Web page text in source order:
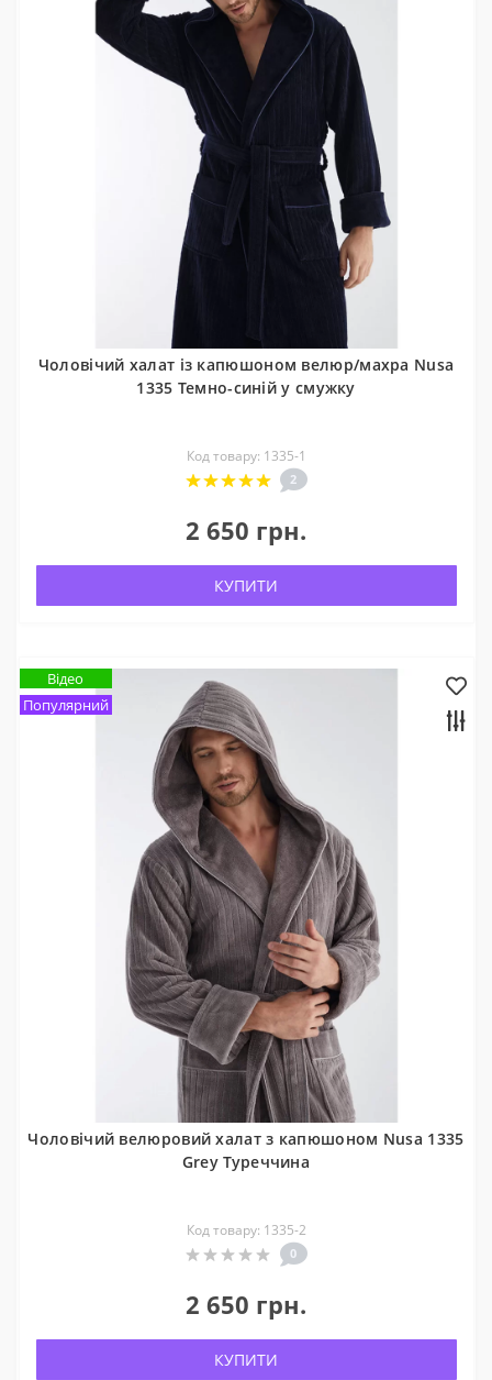
Чоловічий халат із капюшоном велюр/махра Nusa
1335 Темно-синій у смужку
Код товару: 1335-1
2
2 650 грн.
КУПИТИ
Відео
Популярний
Чоловічий велюровий халат з капюшоном Nusa 1335
Grey Туреччина
Код товару: 1335-2
0
2 650 грн.
КУПИТИ